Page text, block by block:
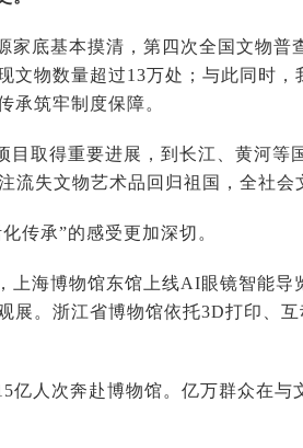
家底基本摸清，第四次全国文物普
文物数量超过13万处；与此同时
承筑牢制度保障。
目取得重要进展，到长江、黄河
流失文物艺术品回归祖国，全社会
传承”的感受更加深切。
上海博物馆东馆上线AI眼镜智能
展。浙江省博物馆依托3D打印、
亿人次奔赴博物馆。亿万群众在